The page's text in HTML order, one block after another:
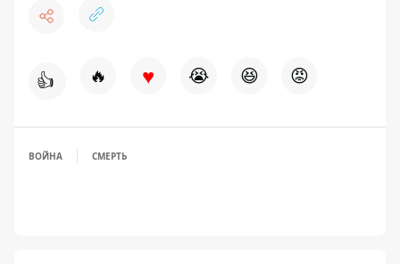
👍 🔥 ♥ 😭 😆 😡
ВОЙНА СМЕРТЬ